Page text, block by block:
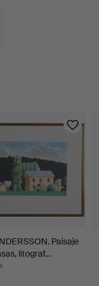
Paisaje
litograf…